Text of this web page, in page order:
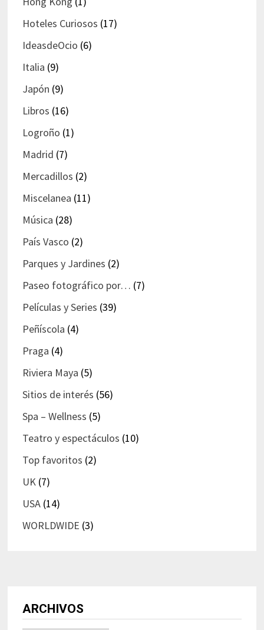
Hoteles Curiosos (17)
IdeasdeOcio (6)
Italia (9)
Japón (9)
Libros (16)
Logroño (1)
Madrid (7)
Mercadillos (2)
Miscelanea (11)
Música (28)
País Vasco (2)
Parques y Jardines (2)
Paseo fotográfico por… (7)
Películas y Series (39)
Peñíscola (4)
Praga (4)
Riviera Maya (5)
Sitios de interés (56)
Spa – Wellness (5)
Teatro y espectáculos (10)
Top favoritos (2)
UK(7)
USA(14)
WORLDWIDE (3)
ARCHIVOS